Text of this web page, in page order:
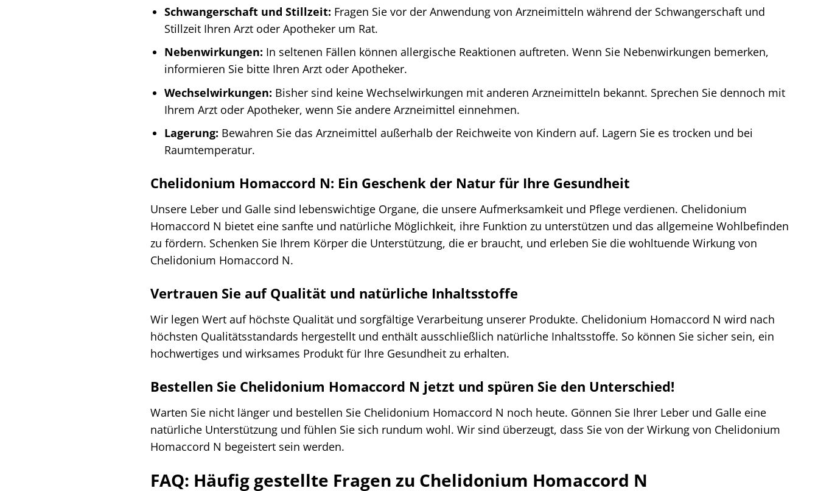
Schwangerschaft und Stillzeit: Fragen Sie vor der Anwendung von Arzneimitteln während der Schwangerschaft und
Stillzeit Ihren Arzt oder Apotheker um Rat.
Nebenwirkungen: In seltenen Fällen können allergische Reaktionen auftreten. Wenn Sie Nebenwirkungen bemerken,
informieren Sie bitte Ihren Arzt oder Apotheker.
Wechselwirkungen: Bisher sind keine Wechselwirkungen mit anderen Arzneimitteln bekannt. Sprechen Sie dennoch mit
Ihrem Arzt oder Apotheker, wenn Sie andere Arzneimittel einnehmen.
Lagerung: Bewahren Sie das Arzneimittel außerhalb der Reichweite von Kindern auf. Lagern Sie es trocken und bei
Raumtemperatur.
Chelidonium Homaccord N: Ein Geschenk der Natur für Ihre Gesundheit
Unsere Leber und Galle sind lebenswichtige Organe, die unsere Aufmerksamkeit und Pflege verdienen. Chelidonium
Homaccord N bietet eine sanfte und natürliche Möglichkeit, ihre Funktion zu unterstützen und das allgemeine Wohlbefinden
zu fördern. Schenken Sie Ihrem Körper die Unterstützung, die er braucht, und erleben Sie die wohltuende Wirkung von
Chelidonium Homaccord N.
Vertrauen Sie auf Qualität und natürliche Inhaltsstoffe
Wir legen Wert auf höchste Qualität und sorgfältige Verarbeitung unserer Produkte. Chelidonium Homaccord N wird nach
höchsten Qualitätsstandards hergestellt und enthält ausschließlich natürliche Inhaltsstoffe. So können Sie sicher sein, ein
hochwertiges und wirksames Produkt für Ihre Gesundheit zu erhalten.
Bestellen Sie Chelidonium Homaccord N jetzt und spüren Sie den Unterschied!
Warten Sie nicht länger und bestellen Sie Chelidonium Homaccord N noch heute. Gönnen Sie Ihrer Leber und Galle eine
natürliche Unterstützung und fühlen Sie sich rundum wohl. Wir sind überzeugt, dass Sie von der Wirkung von Chelidonium
Homaccord N begeistert sein werden.
FAQ: Häufig gestellte Fragen zu Chelidonium Homaccord N